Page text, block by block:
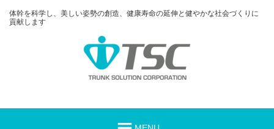
体幹を科学し、美しい姿勢の創造、健康寿命の延伸と健やかな社会づくりに
貢献します